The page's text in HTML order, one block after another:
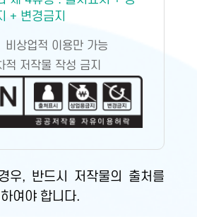
+ 변경금지
비상업적 이용만 가능
저작물 작성 금지
우, 반드시 저작물의 출처를
여야 합니다.